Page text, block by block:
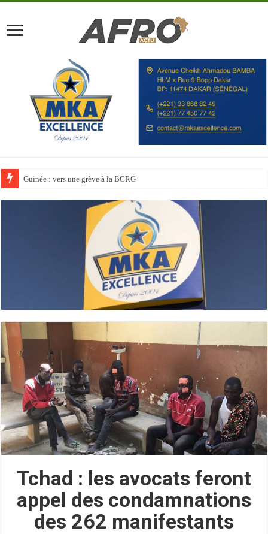
Discours à la Nation : Alassane Ouattara appelle les Ivoiriens à « l’unité,
Tchad : les avocats feront
appel des condamnations
des 262 manifestants